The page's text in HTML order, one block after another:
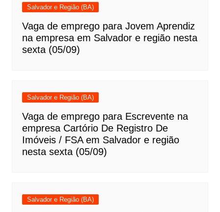
Salvador e Região (BA)
Vaga de emprego para Jovem Aprendiz
na empresa em Salvador e região nesta
sexta (05/09)
Salvador e Região (BA)
Vaga de emprego para Escrevente na
empresa Cartório De Registro De
Imóveis / FSA em Salvador e região
nesta sexta (05/09)
Salvador e Região (BA)